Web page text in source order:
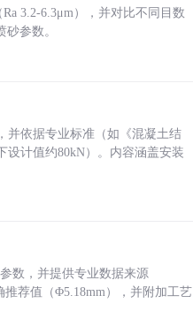
3.2-6.3μm），并对比不同目数
参数。
并依据专业标准（如《混凝土结
设计值约80kN）。内容涵盖安装
数，并提供专业数据来源
推荐值（Φ5.18mm），并附加工艺